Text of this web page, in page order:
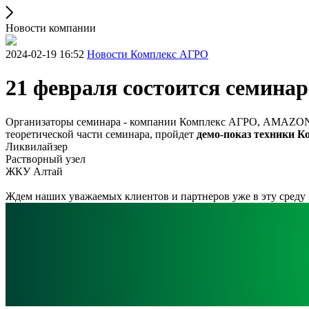
Новости компании
2024-02-19 16:52 Новости Комплекс АГРО
21 февраля состоится
Организаторы семинара - компании Комплекс АГРО,
теоретической части семинара, пройдет демо-показ техники
Ликвилайзер
Растворный узел
ЖКУ Алтай
Ждем наших уважаемых клиентов и партнеров уже в эту среду